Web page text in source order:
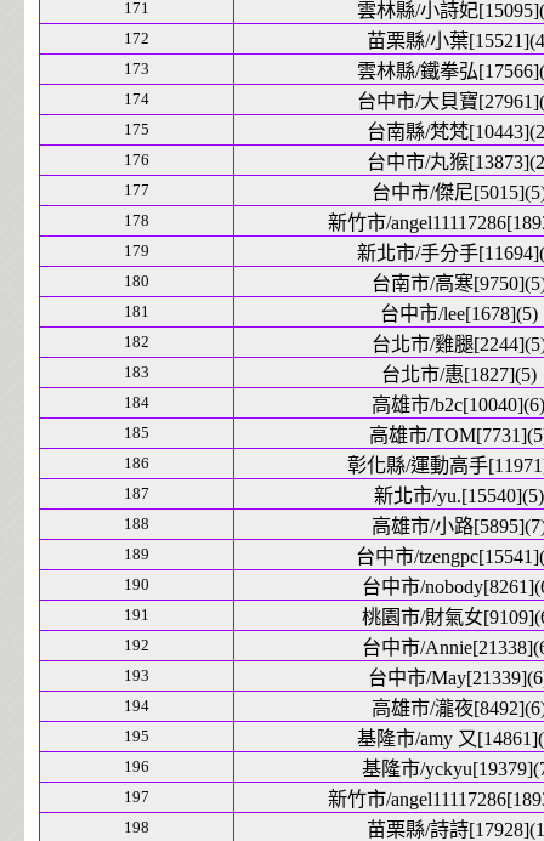
171 雲林縣/小詩妃
172 苗栗縣/小葉
173 雲林縣/鐵拳弘
174 台中市/大貝寶
175 台南縣/梵梵
176 台中市/丸猴
177 台中市/傑尼
178 新竹市/
179 新北市/手分手
180 台南市/高寒
181 台中市/lee[1678](5)
182 台北市/雞腿
183 台北市/惠[1827](5)
184 高雄市/b2c[10040](6)
185 高雄市/
186 彰化縣/運動高手
187 新北市/yu.[15540](5)
188 高雄市/小路
189 台中市/
190 台中市/
191 桃園市/財氣女
192 台中市/
193 台中市/
194 高雄市/瀧夜
195 基隆市/amy 又
196 基隆市/
197 新竹市/
198 苗栗縣/詩詩